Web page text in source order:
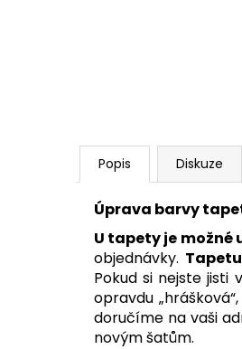
Popis Diskuze
Úprava barvy
U tapety je
objednávky.
Pokud si nejste jisti
opravdu „hrášková“,
doručíme na vaši
novým šatům.